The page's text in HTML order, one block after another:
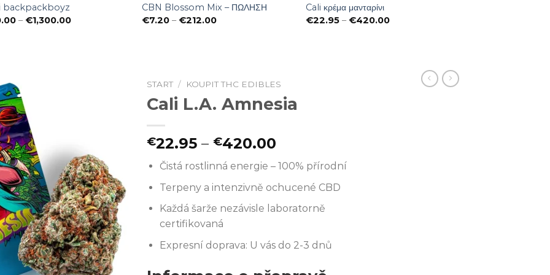
backpackboyz
– €1,300.00Preisspanne:
CBN Blossom Mix – ΠΩΛΗΣΗ
€7.20 – €212.00Preisspanne:
Cali κρέμα μανταρίνι
€22.95 – €420.00Preisspanne:
START / KOUPIT THC EDIBLES
Cali L.A. Amnesia
€22.95 – €420.00
€22.95
bis
€420.00
Čistá rostlinná energie – 100% přírodní
Terpeny a intenzivně ochucené CBD
Každá šarže nezávisle laboratorně
certifikovaná
Expresní doprava: U vás do 2-3 dnů